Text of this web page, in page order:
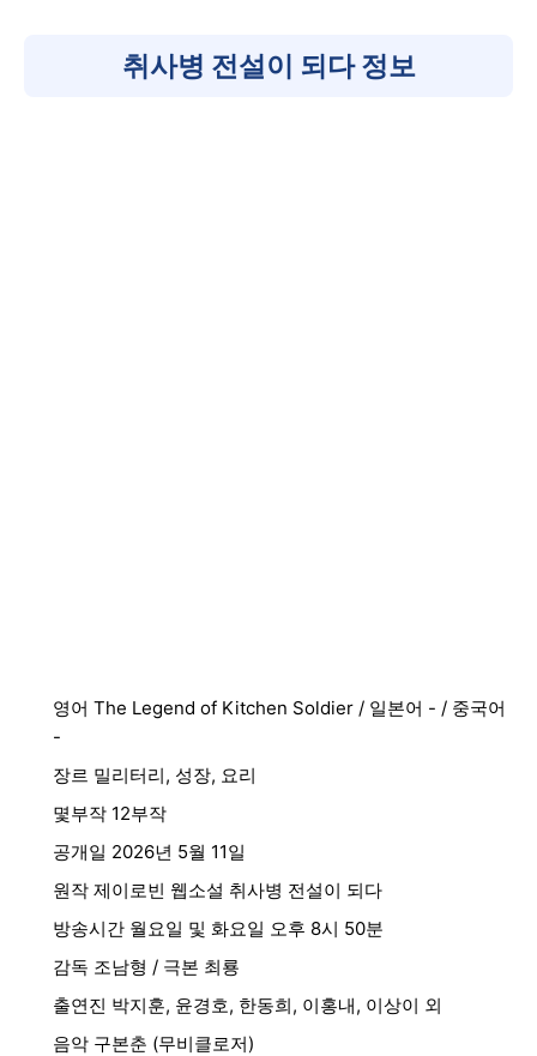
취사병 전설이 되다 정보
영어 The Legend of Kitchen Soldier / 일본어 - / 중국어
-
장르 밀리터리, 성장, 요리
몇부작 12부작
공개일 2026년 5월 11일
원작 제이로빈 웹소설 취사병 전설이 되다
방송시간 월요일 및 화요일 오후 8시 50분
감독 조남형 / 극본 최룡
출연진 박지훈, 윤경호, 한동희, 이홍내, 이상이 외
음악 구본춘 (무비클로저)